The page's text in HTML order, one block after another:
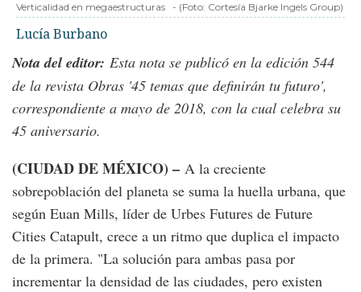
Verticalidad en megaestructuras - (Foto: Cortesía Bjarke Ingels Group)
Lucía Burbano
Nota del editor: Esta nota se publicó en la edición 544
de la revista Obras '45 temas que definirán tu futuro',
correspondiente a mayo de 2018, con la cual celebra su
45 aniversario.
(CIUDAD DE MÉXICO) – A la creciente
sobrepoblación del planeta se suma la huella urbana, que
según Euan Mills, líder de Urbes Futures de Future
Cities Catapult, crece a un ritmo que duplica el impacto
de la primera. "La solución para ambas pasa por
incrementar la densidad de las ciudades, pero existen